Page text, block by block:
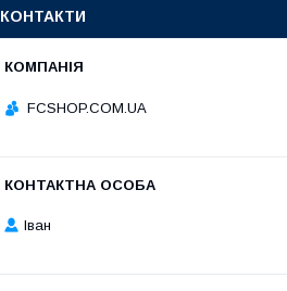
КОНТАКТИ
FCSHOP.COM.UA
Іван